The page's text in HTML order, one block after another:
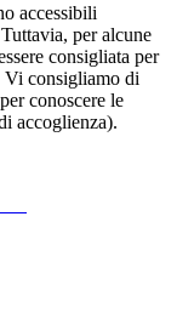
accessibili
per alcune
consigliata per
Vi consigliamo di
conoscere le
accoglienza).